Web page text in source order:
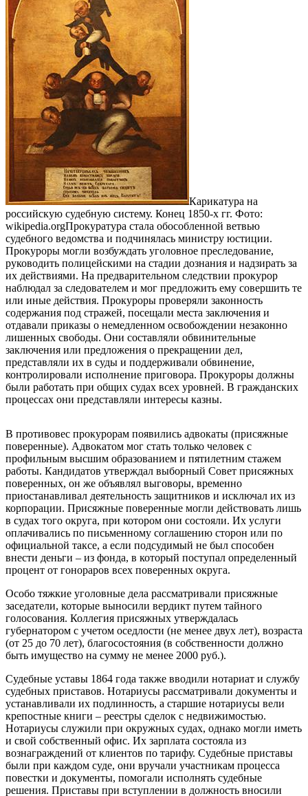
Карикатура на
российскую судебную систему. Конец 1850-х гг. Фото:
wikipedia.orgПрокуратура стала обособленной ветвью
судебного ведомства и подчинялась министру юстиции.
Прокуроры могли возбуждать уголовное преследование,
руководить полицейскими на стадии дознания и надзирать за
их действиями. На предварительном следствии прокурор
наблюдал за следователем и мог предложить ему совершить те
или иные действия. Прокуроры проверяли законность
содержания под стражей, посещали места заключения и
отдавали приказы о немедленном освобождении незаконно
лишенных свободы. Они составляли обвинительные
заключения или предложения о прекращении дел,
представляли их в суды и поддерживали обвинение,
контролировали исполнение приговора. Прокуроры должны
были работать при общих судах всех уровней. В гражданских
процессах они представляли интересы казны.
В противовес прокурорам появились адвокаты (присяжные
поверенные). Адвокатом мог стать только человек с
профильным высшим образованием и пятилетним стажем
работы. Кандидатов утверждал выборный Совет присяжных
поверенных, он же объявлял выговоры, временно
приостанавливал деятельность защитников и исключал их из
корпорации. Присяжные поверенные могли действовать лишь
в судах того округа, при котором они состояли. Их услуги
оплачивались по письменному соглашению сторон или по
официальной таксе, а если подсудимый не был способен
внести деньги – из фонда, в который поступал определенный
процент от гонораров всех поверенных округа.
Особо тяжкие уголовные дела рассматривали присяжные
заседатели, которые выносили вердикт путем тайного
голосования. Коллегия присяжных утверждалась
губернатором с учетом оседлости (не менее двух лет), возраста
(от 25 до 70 лет), благосостояния (в собственности должно
быть имущество на сумму не менее 2000 руб.).
Судебные уставы 1864 года также вводили нотариат и службу
судебных приставов. Нотариусы рассматривали документы и
устанавливали их подлинность, а старшие нотариусы вели
крепостные книги – реестры сделок с недвижимостью.
Нотариусы служили при окружных судах, однако могли иметь
и свой собственный офис. Их зарплата состояла из
вознаграждений от клиентов по тарифу. Судебные приставы
были при каждом суде, они вручали участникам процесса
повестки и документы, помогали исполнять судебные
решения. Приставы при вступлении в должность вносили